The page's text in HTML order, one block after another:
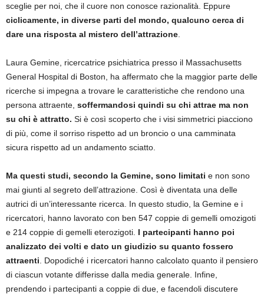
sceglie per noi, che il cuore non conosce razionalità. Eppure
ciclicamente, in diverse parti del mondo, qualcuno cerca di
dare una risposta al mistero dell’attrazione
Laura Gemine, ricercatrice psichiatrica presso il Massachusetts
General Hospital di Boston, ha affermato che la maggior parte delle
ricerche si impegna a trovare le caratteristiche che rendono una
persona attraente, soffermandosi quindi su chi attrae ma non
su chi è attratto. Si è così scoperto che i visi simmetrici piacciono
di più, come il sorriso rispetto ad un broncio o una camminata
sicura rispetto ad un andamento sciatto.
Ma questi studi, secondo la Gemine, sono limitati e non sono
mai giunti al segreto dell’attrazione. Così è diventata una delle
autrici di un’interessante ricerca. In questo studio, la Gemine e i
ricercatori, hanno lavorato con ben 547 coppie di gemelli omozigoti
e 214 coppie di gemelli eterozigoti. I partecipanti hanno poi
analizzato dei volti e dato un giudizio su quanto fossero
attraenti . Dopodiché i ricercatori hanno calcolato quanto il pensiero
di ciascun votante differisse dalla media generale. Infine,
prendendo i partecipanti a coppie di due, e facendoli discutere